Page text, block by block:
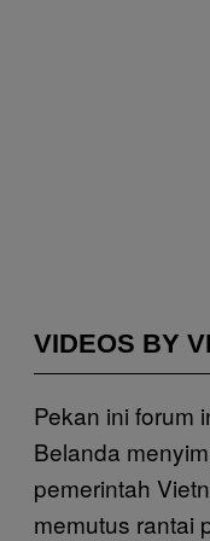
VIDEOS BY
Pekan ini forum
Belanda
pemerintah
memutus rantai